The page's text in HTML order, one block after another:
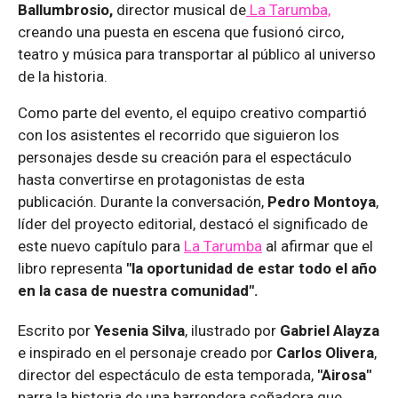
Ballumbrosio, director musical de La Tarumba,
creando una puesta en escena que fusionó circo,
teatro y música para transportar al público al universo
de la historia.
Como parte del evento, el equipo creativo compartió
con los asistentes el recorrido que siguieron los
personajes desde su creación para el espectáculo
hasta convertirse en protagonistas de esta
publicación. Durante la conversación, Pedro Montoya,
líder del proyecto editorial, destacó el significado de
este nuevo capítulo para La Tarumba al afirmar que el
libro representa "la oportunidad de estar todo el año
en la casa de nuestra comunidad".
Escrito por Yesenia Silva, ilustrado por Gabriel Alayza
e inspirado en el personaje creado por Carlos Olivera,
director del espectáculo de esta temporada, "Airosa"